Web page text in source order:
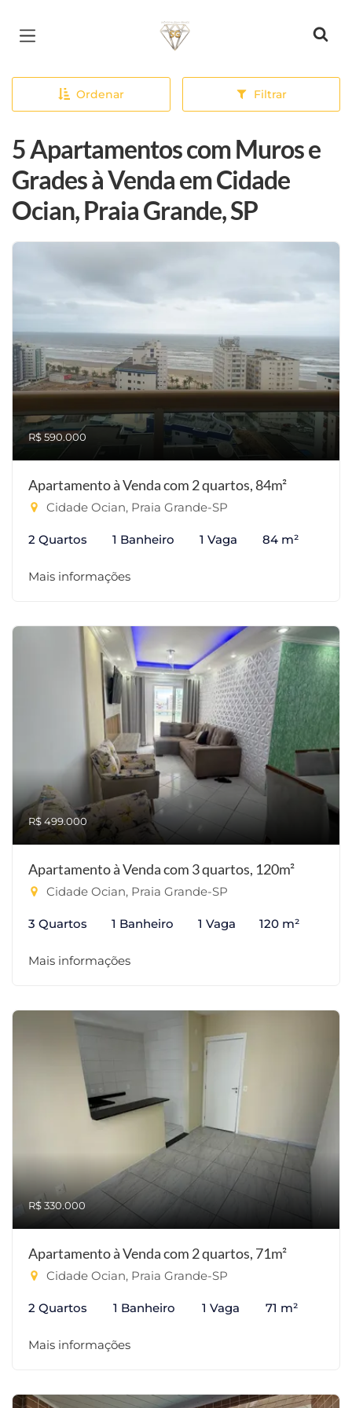
Página inicial
Ordenar Filtrar
5 Apartamentos com Muros e
Grades à Venda em Cidade
Ocian, Praia Grande, SP
R$ 590.000
Apartamento à Venda com 2 quartos, 84m²
Cidade Ocian, Praia Grande-SP
2 Quartos 1 Banheiro 1 Vaga 84 m²
Mais informações
R$ 499.000
Apartamento à Venda com 3 quartos, 120m²
Cidade Ocian, Praia Grande-SP
3 Quartos 1 Banheiro 1 Vaga 120 m²
Mais informações
R$ 330.000
Apartamento à Venda com 2 quartos, 71m²
Cidade Ocian, Praia Grande-SP
2 Quartos 1 Banheiro 1 Vaga 71 m²
Mais informações